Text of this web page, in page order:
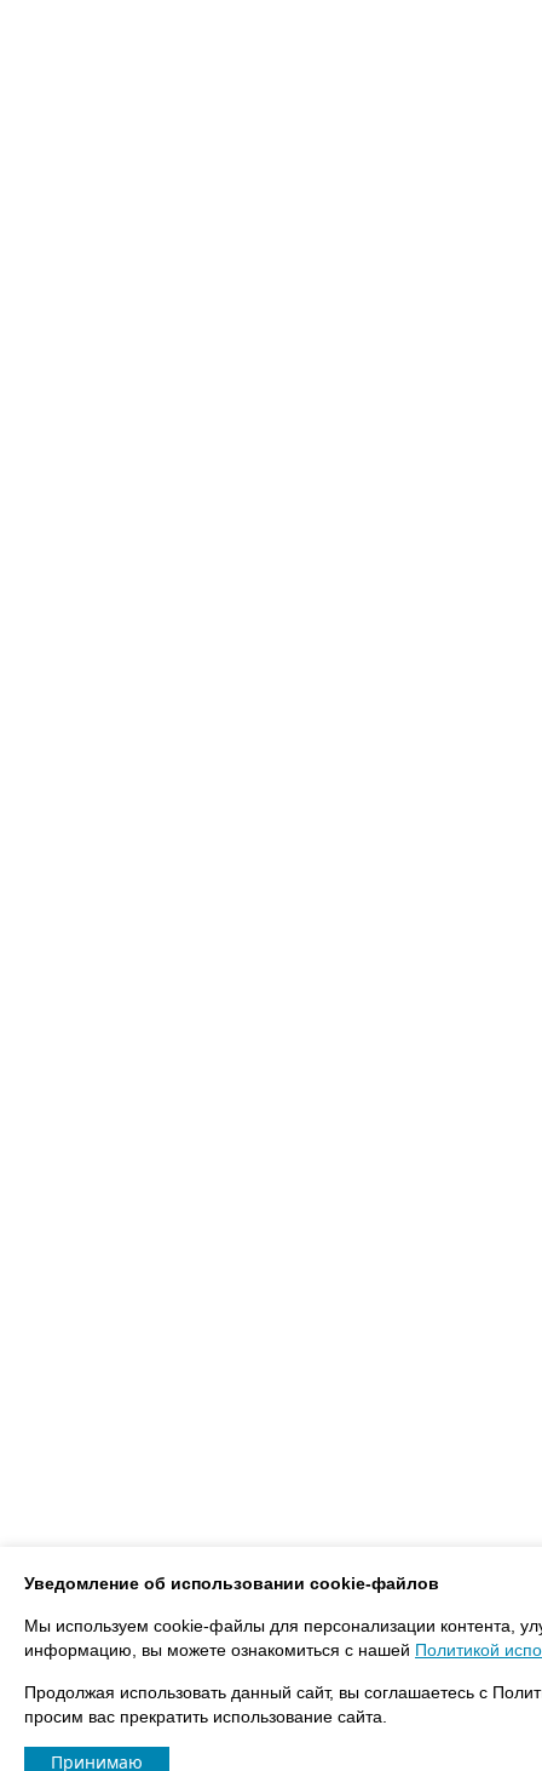
Уведомление об использовании cookie-файлов
Мы используем cookie-файлы для персонализации контента,
информацию, вы можете ознакомиться с нашей Политикой
Продолжая использовать данный сайт, вы соглашаетесь с
просим вас прекратить использование сайта.
Принимаю